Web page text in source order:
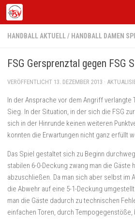
Zum Inhalt springen
HANDBALL AKTUELL/ HANDBALL DAMEN
FSG Gersprenztal gegen FSG
VERÖFFENTLICHT 13. DEZEMBER 2013 ·
In der Ansprache vor dem Angriff verlangte
Sieg. In der Situation, in der sich die FSG
sich in der Hinrunde keinen weiteren
konnten die Erwartungen nicht ganz erfüllt
Das Spiel gestaltet sich zu Beginn
stabilen 6-0-Deckung zwang man die Gäste
abzuschließen. Da man sich aber selbst im
die Abwehr auf eine 5-1-Deckung
man die Gäste dadurch zu technischen
einfachen Toren, durch